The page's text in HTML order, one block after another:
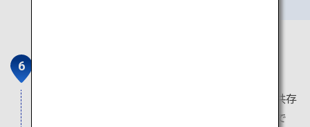
キリシタン弾圧期において、仏教、神道などと共存
しながらキリスト教信仰を続けてきた漁村集落で